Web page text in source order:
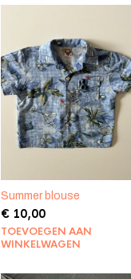
Summer blouse
€10,00
TOEVOEGEN AAN
WINKELWAGEN